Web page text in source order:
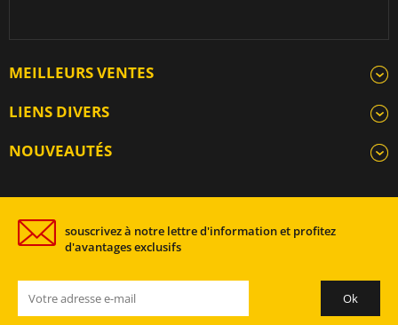
MEILLEURS VENTES
LIENS DIVERS
NOUVEAUTÉS
souscrivez à notre lettre d'information et profitez
d'avantages exclusifs